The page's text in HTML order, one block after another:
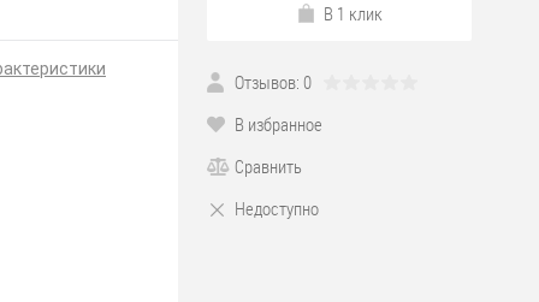
В 1 клик
Отзывов: 0
В избранное
Сравнить
Недоступно